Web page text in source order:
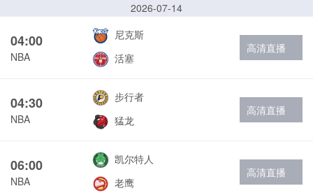
2026-07-14
04:00
NBA
尼克斯
活塞
高清直播
04:30
NBA
步行者
猛龙
高清直播
06:00
NBA
凯尔特人
老鹰
高清直播